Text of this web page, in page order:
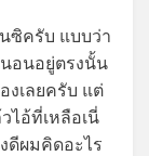
ซิครับ แบบว่า
นอนอยู่ตรงนั้น
งเลยครับ แต่
ไอ้ที่เหลือเนี่
ดีผมคิดอะไร